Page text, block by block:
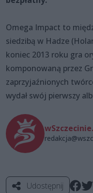
Omega Impact to
siedzibą w Hadze
koniec 2013 roku gra
komponowaną przez
zaprzyjaźnionych
wydał swój pierwszy
Udostępnij